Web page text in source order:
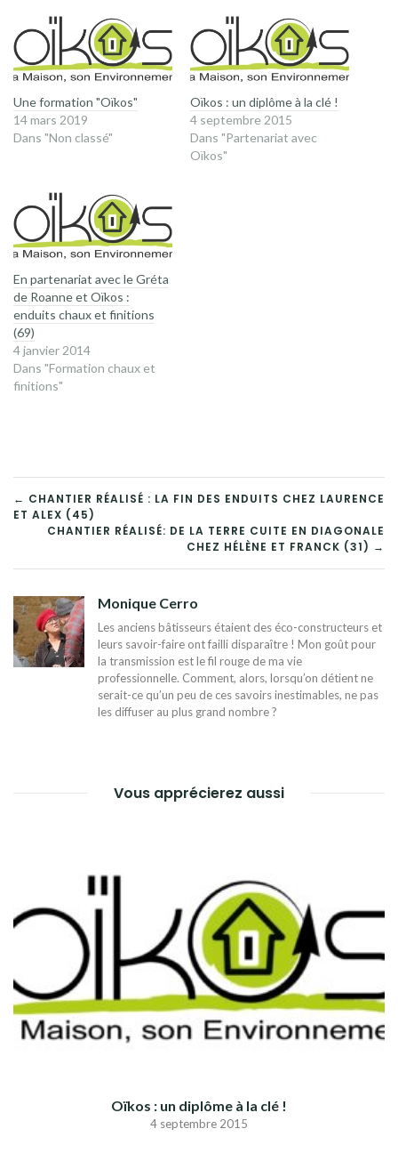
Une formation "Oïkos"
14 mars 2019
Dans "Non classé"
Oïkos : un diplôme à la clé !
4 septembre 2015
Dans "Partenariat avec
Oïkos"
En partenariat avec le Gréta
de Roanne et Oïkos :
enduits chaux et finitions
(69)
4 janvier 2014
Dans "Formation chaux et
finitions"
NAVIGATION
DE
L’ARTICLE
← CHANTIER RÉALISÉ : LA FIN DES ENDUITS CHEZ LAURENCE
ET ALEX (45)
CHANTIER RÉALISÉ: DE LA TERRE CUITE EN DIAGONALE
CHEZ HÉLÈNE ET FRANCK (31) →
Monique Cerro
Les anciens bâtisseurs étaient des éco-constructeurs et
leurs savoir-faire ont failli disparaître ! Mon goût pour
la transmission est le fil rouge de ma vie
professionnelle. Comment, alors, lorsqu’on détient ne
serait-ce qu’un peu de ces savoirs inestimables, ne pas
les diffuser au plus grand nombre ?
Vous apprécierez aussi
Oïkos : un diplôme à la clé !
4 septembre 2015